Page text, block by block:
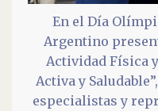
En el Día
Argentino
Actividad Física
Activa y
especialistas y